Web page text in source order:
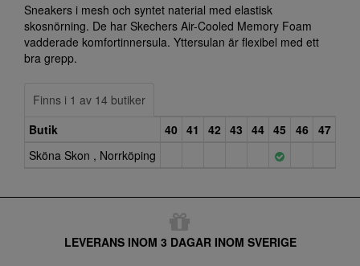
Sneakers i mesh och syntet naterial med elastisk
skosnörning. De har Skechers Air-Cooled Memory Foam
vadderade komfortinnersula. Yttersulan är flexibel med ett
bra grepp.
Finns i 1 av 14 butiker
Butik
40 41 42 43 44 45 46
47
Sköna Skon , Norrköping
LEVERANS INOM 3 DAGAR INOM SVERIGE